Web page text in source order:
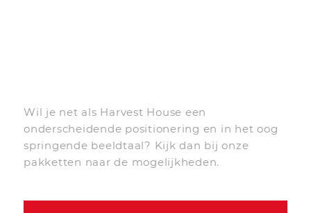
Wil je net als Harvest House een
onderscheidende positionering en in het oog
springende beeldtaal? Kijk dan bij onze
pakketten naar de mogelijkheden.